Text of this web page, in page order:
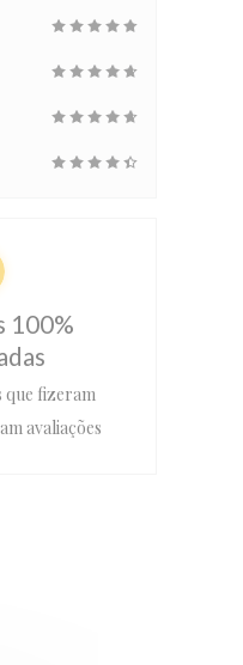
100%
que fizeram
avaliações